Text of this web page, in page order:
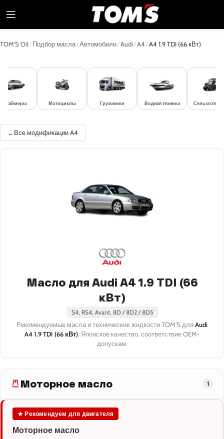
TOM'S Oil /Подбор масла/Автомобили/Audi /A4 /A4 1.9 TDI (66 кВт)
Мотоциклы Грузовики Водная техника
Все модификации A4
Масло для Audi A4 1.9 TDI (66
кВт)
S4, RS4, Avant, 8D / 8D2 / 8D5
Рекомендуемые масла и технические жидкости TOM'S для Audi
A4 1.9 TDI (66 кВт). Японское качество, соответствие OEM-
допускам.
Моторное масло 1
★ Рекомендуем для двигателя
Моторное масло